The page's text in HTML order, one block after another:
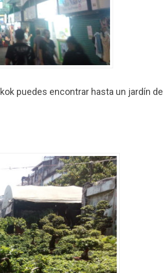
puedes encontrar hasta un jardín de